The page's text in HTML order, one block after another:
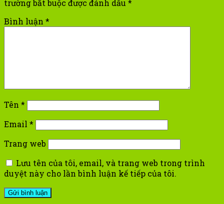
trường bắt buộc được đánh dấu *
Bình luận *
Tên *
Email *
Trang web
Lưu tên của tôi, email, và trang web trong trình
duyệt này cho lần bình luận kế tiếp của tôi.